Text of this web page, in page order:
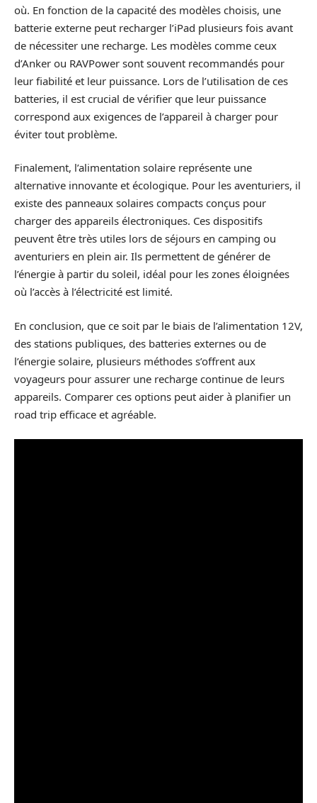
où. En fonction de la capacité des modèles choisis, une
batterie externe peut recharger l’iPad plusieurs fois avant
de nécessiter une recharge. Les modèles comme ceux
d’Anker ou RAVPower sont souvent recommandés pour
leur fiabilité et leur puissance. Lors de l’utilisation de ces
batteries, il est crucial de vérifier que leur puissance
correspond aux exigences de l’appareil à charger pour
éviter tout problème.
Finalement, l’alimentation solaire représente une
alternative innovante et écologique. Pour les aventuriers, il
existe des panneaux solaires compacts conçus pour
charger des appareils électroniques. Ces dispositifs
peuvent être très utiles lors de séjours en camping ou
aventuriers en plein air. Ils permettent de générer de
l’énergie à partir du soleil, idéal pour les zones éloignées
où l’accès à l’électricité est limité.
En conclusion, que ce soit par le biais de l’alimentation 12V,
des stations publiques, des batteries externes ou de
l’énergie solaire, plusieurs méthodes s’offrent aux
voyageurs pour assurer une recharge continue de leurs
appareils. Comparer ces options peut aider à planifier un
road trip efficace et agréable.